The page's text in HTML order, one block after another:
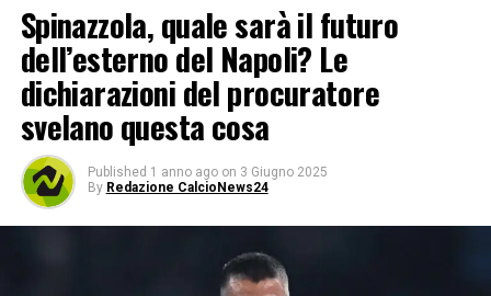
Spinazzola, quale sarà il futuro
dell’esterno del Napoli? Le
dichiarazioni del procuratore
svelano questa cosa
Published 1 anno ago on 3 Giugno 2025
By Redazione CalcioNews24